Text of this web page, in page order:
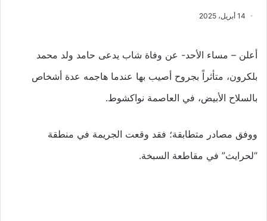
14 أبريل، 2025
أعلن – مساء الأحد- عن وفاة شاب يدعى حامد ولد محمد
بلكرون، متأثراً بجروح أصيب بها عندما هاجمه عدة أشخاص
بالسلاح الأبيض، في العاصمة نواكشوط.
ووفق مصادر متطابقة؛ فقد وقعت الجريمة في منطقة
“لحرايث” في مقاطعة السبخة.